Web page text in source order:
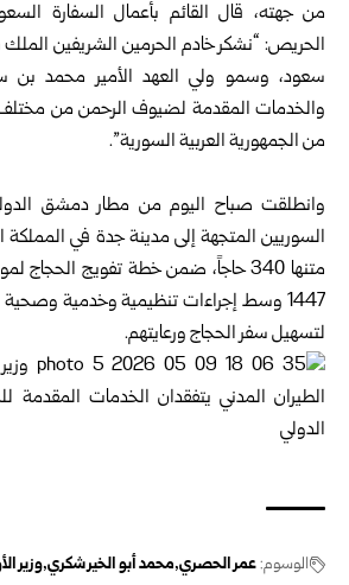
من جهته، قال القائم بأعمال السفارة
الحريص: “نشكر خادم الحرمين الشريفين الملك
سعود، وسمو ولي العهد الأمير محمد بن
والخدمات المقدمة لضيوف الرحمن من مختلف
من الجمهورية العربية السورية”.
وانطلقت صباح اليوم من مطار دمشق
السوريين المتجهة إلى مدينة جدة في المملكة
1447 وسط إجراءات تنظيمية وخدمية وصحية
لتسهيل سفر الحجاج ورعايتهم.
الوسوم:عمر الحصري محمد أبو الخير شكري وزير